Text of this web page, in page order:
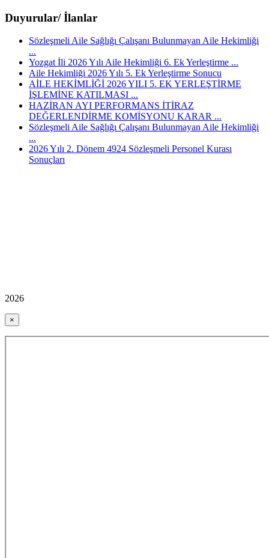
Duyurular/ İlanlar
Sözleşmeli Aile Sağlığı Çalışanı Bulunmayan Aile Hekimliği
...
Yozgat İli 2026 Yılı Aile Hekimliği 6. Ek Yerleştirme ...
Aile Hekimliği 2026 Yılı 5. Ek Yerleştirme Sonucu
AİLE HEKİMLİĞİ 2026 YILI 5. EK YERLEŞTİRME
İŞLEMİNE KATILMASI ...
HAZİRAN AYI PERFORMANS İTİRAZ
DEĞERLENDİRME KOMİSYONU KARAR ...
Sözleşmeli Aile Sağlığı Çalışanı Bulunmayan Aile Hekimliği
...
2026 Yılı 2. Dönem 4924 Sözleşmeli Personel Kurası
Sonuçları
2026
×